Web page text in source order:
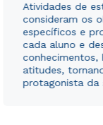
Atividades de
consideram os
específicos e
cada aluno e
conhecimentos,
atitudes,
protagonista da
e
para o